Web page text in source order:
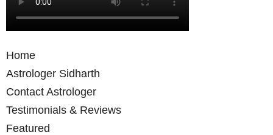
Home
Astrologer Sidharth
Contact Astrologer
Testimonials & Reviews
Featured